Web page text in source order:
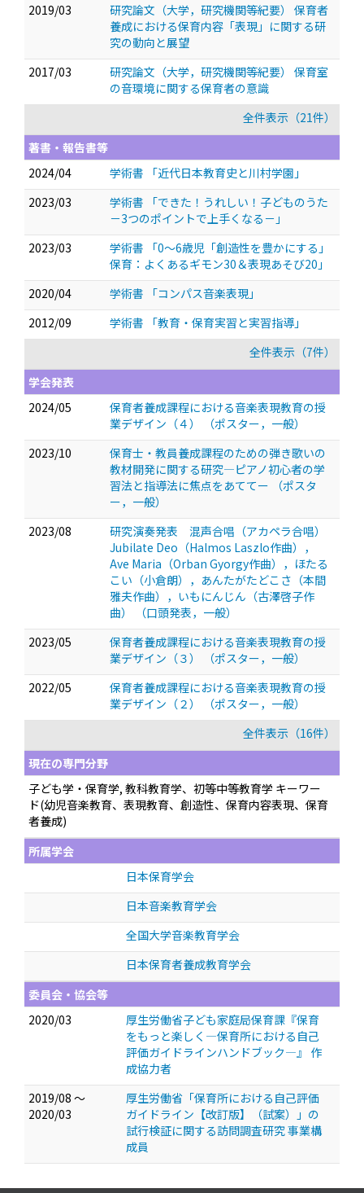
2019/03
研究論文（大学，研究機関等紀要） 保育者
養成における保育内容「表現」に関する研
究の動向と展望
2017/03
研究論文（大学，研究機関等紀要） 保育室
の音環境に関する保育者の意識
全件表示（21件）
著書・報告書等
2024/04
学術書 「近代日本教育史と川村学園」
2023/03
学術書 「できた！うれしい！子どものうた
－3つのポイントで上手くなる－」
2023/03
学術書 「0～6歳児「創造性を豊かにする」
保育：よくあるギモン30＆表現あそび20」
2020/04
学術書 「コンパス音楽表現」
2012/09
学術書 「教育・保育実習と実習指導」
全件表示（7件）
学会発表
2024/05
保育者養成課程における音楽表現教育の授
業デザイン（４）
（ポスター，一般）
2023/10
保育士・教員養成課程のための弾き歌いの
教材開発に関する研究―ピアノ初心者の学
習法と指導法に焦点をあててー
（ポスタ
ー，一般）
2023/08
研究演奏発表 混声合唱（アカペラ合唱）
Jubilate Deo（Halmos Laszlo作曲），
Ave Maria（Orban Gyorgy作曲），ほたる
こい（小倉朗），あんたがたどこさ（本間
雅夫作曲），いもにんじん（古澤啓子作
曲）
（口頭発表，一般）
2023/05
保育者養成課程における音楽表現教育の授
業デザイン（３）
（ポスター，一般）
2022/05
保育者養成課程における音楽表現教育の授
業デザイン（２）
（ポスター，一般）
全件表示（16件）
現在の専門分野
子ども学・保育学, 教科教育学、初等中等教育学 キーワー
ド(幼児音楽教育、表現教育、創造性、保育内容表現、保育
者養成)
所属学会
日本保育学会
日本音楽教育学会
全国大学音楽教育学会
日本保育者養成教育学会
委員会・協会等
2020/03
厚生労働省子ども家庭局保育課『保育
をもっと楽しく―保育所における自己
評価ガイドラインハンドブック―』 作
成協力者
2019/08 ～
2020/03
厚生労働省「保育所における自己評価
ガイドライン【改訂版】（試案）」の
試行検証に関する訪問調査研究 事業構
成員